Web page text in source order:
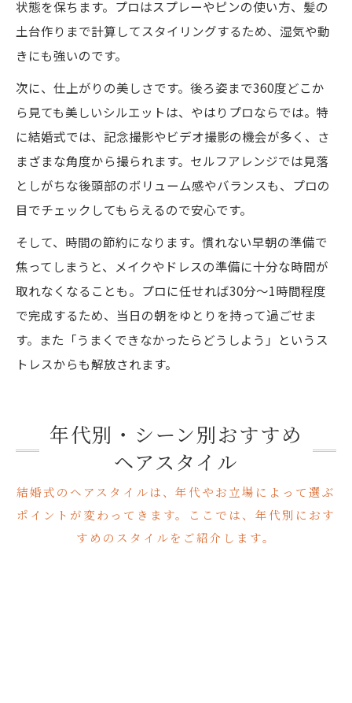
状態を保ちます。プロはスプレーやピンの使い方、髪の
土台作りまで計算してスタイリングするため、湿気や動
きにも強いのです。
次に、仕上がりの美しさです。後ろ姿まで360度どこか
ら見ても美しいシルエットは、やはりプロならでは。特
に結婚式では、記念撮影やビデオ撮影の機会が多く、さ
まざまな角度から撮られます。セルフアレンジでは見落
としがちな後頭部のボリューム感やバランスも、プロの
目でチェックしてもらえるので安心です。
そして、時間の節約になります。慣れない早朝の準備で
焦ってしまうと、メイクやドレスの準備に十分な時間が
取れなくなることも。プロに任せれば30分〜1時間程度
で完成するため、当日の朝をゆとりを持って過ごせま
す。また「うまくできなかったらどうしよう」というス
トレスからも解放されます。
年代別・シーン別おすすめ
ヘアスタイル
結婚式のヘアスタイルは、年代やお立場によって選ぶ
ポイントが変わってきます。ここでは、年代別におす
すめのスタイルをご紹介します。